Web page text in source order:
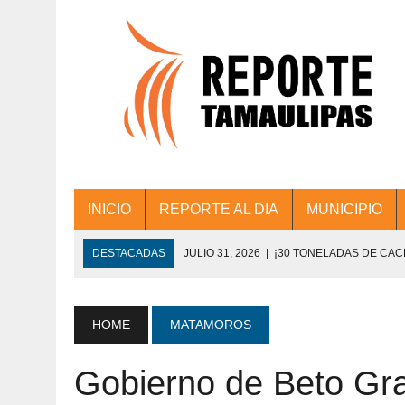
INICIO REPORTE AL DIA MUNICIPIO
DESTACADAS JULIO 31, 2026 | ¡30 TONELADAS DE
JULIO 30, 2026 | 💧🚰 ¡AGUA PARA LA COMUNIDAD!
JULIO 30, 2026 ¡TRABAJO EN EQUIPO Y RESULTADOS!
HOME MATAMOROS
Gobierno de Beto